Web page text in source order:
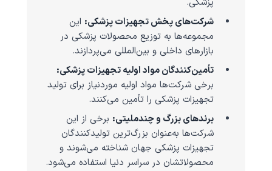
شرکت‌های پخش تجهیزات پزشکی: این
مجموعه‌ها به توزیع محصولات پزشکی در
بازارهای داخلی و بین‌المللی می‌پردازند.
تأمین‌کنندگان مواد اولیه تجهیزات پزشکی:
برخی شرکت‌ها مواد اولیه موردنیاز برای تولید
تجهیزات پزشکی را تأمین می‌کنند.
برندهای بزرگ و چندملیتی: برخی از این
شرکت‌ها به‌عنوان بزرگ‌ترین تولیدکنندگان
تجهیزات پزشکی جهان شناخته می‌شوند و
محصولاتشان در سراسر دنیا استفاده می‌شود.